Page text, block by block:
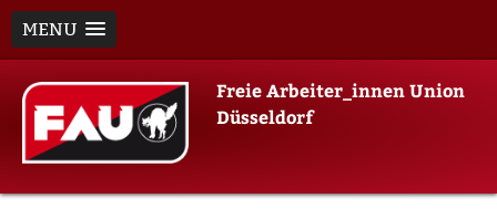
MENU
content
Freie Arbeiter_innen Union
Düsseldorf